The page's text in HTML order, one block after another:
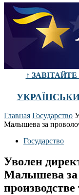
↑
Главная Государство
Малышева за
Государство
Уволен
Малышева за